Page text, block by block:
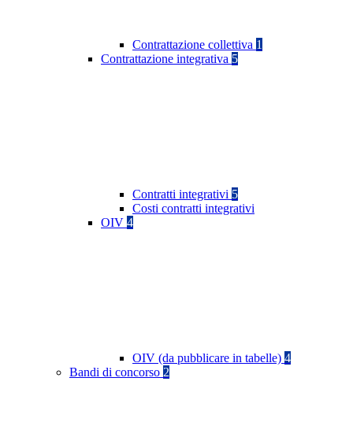
Contrattazione collettiva 1
Contrattazione integrativa 5
Contratti integrativi 5
Costi contratti integrativi
OIV 4
OIV (da pubblicare in tabelle) 4
Bandi di concorso 2